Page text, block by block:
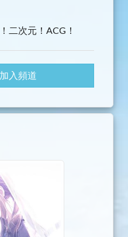
二次元！ACG！
加入頻道